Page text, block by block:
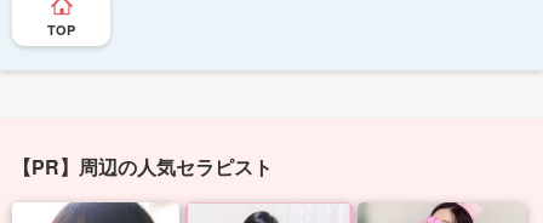
TOP
【PR】周辺の人気セラピスト